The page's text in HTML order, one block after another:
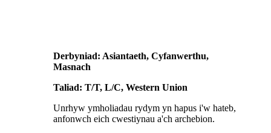
Derbyniad: Asiantaeth, Cyfanwerthu,
Masnach
Taliad: T/T, L/C, Western Union
Unrhyw ymholiadau rydym yn hapus i'w hateb,
anfonwch eich cwestiynau a'ch archebion.